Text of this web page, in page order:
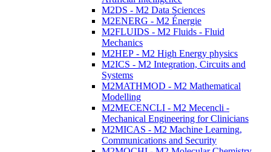
M2DS - M2 Data Sciences
M2ENERG - M2 Énergie
M2FLUIDS - M2 Fluids - Fluid
Mechanics
M2HEP - M2 High Energy physics
M2ICS - M2 Integration, Circuits and
Systems
M2MATHMOD - M2 Mathematical
Modelling
M2MECENCLI - M2 Mecencli -
Mechanical Engineering for Clinicians
M2MICAS - M2 Machine Learning,
Communications and Security